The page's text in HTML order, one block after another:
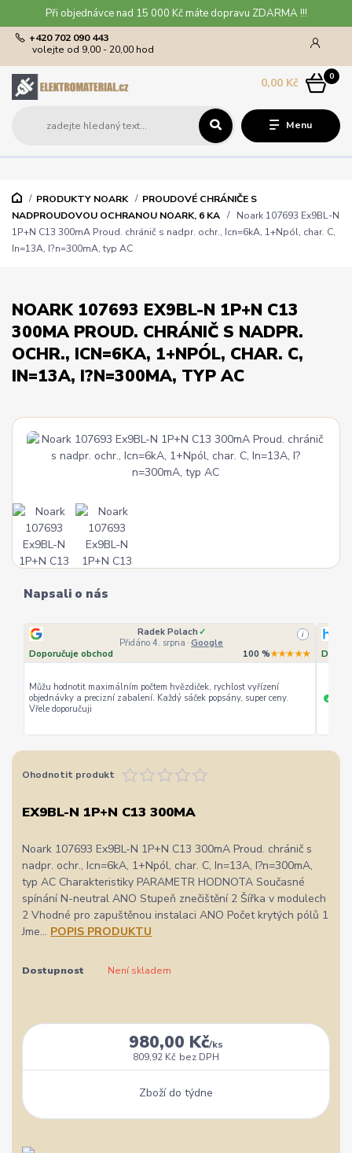
Při objednávce nad 15 000 Kč máte dopravu ZDARMA !!!
Menu
+420 702 090 443
volejte od 9,00 - 20,00 hod
0
0,00 Kč
PRODUKTY NOARK
PROUDOVÉ CHRÁNIČE S
NADPROUDOVOU OCHRANOU NOARK, 6 KA
Noark 107693 Ex9BL-N
1P+N C13 300mA Proud. chránič s nadpr. ochr., Icn=6kA, 1+Npól, char. C,
In=13A, I?n=300mA, typ AC
NOARK 107693 EX9BL-N 1P+N C13
300MA PROUD. CHRÁNIČ S NADPR.
OCHR., ICN=6KA, 1+NPÓL, CHAR. C,
IN=13A, I?N=300MA, TYP AC
Napsali o nás
Google
100 %★★★★★
rychlost vyřízení
popsány, super ceny.
Ověřený zákazník
✓
Přidáno 4. srpna
Heureka.cz
+ rychlé vyřízení +
Ohodnotit produkt
EX9BL-N 1P+N C13 300MA
Noark 107693 Ex9BL-N 1P+N C13 300mA Proud. chránič s
nadpr. ochr., Icn=6kA, 1+Npól, char. C, In=13A, I?n=300mA,
typ AC Charakteristiky PARAMETR HODNOTA Současné
spínání N-neutral ANO Stupeň znečištění 2 Šířka v modulech
2 Vhodné pro zapuštěnou instalaci ANO Počet krytých pólů 1
Jme... POPIS PRODUKTU
Dostupnost Není skladem
980,00 Kč/ks
809,92 Kč bez DPH
Zboží do týdne